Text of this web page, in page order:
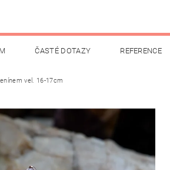
ČASTÉ DOTAZY REFERENCE
vel. 16-17cm